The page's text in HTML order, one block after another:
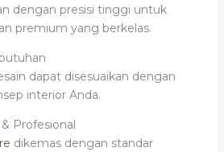
dengan presisi tinggi untuk
premium yang berkelas.
dapat disesuaikan dengan
interior Anda.
Profesional
dikemas dengan standar